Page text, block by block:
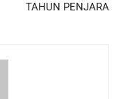
TAHUN PENJARA